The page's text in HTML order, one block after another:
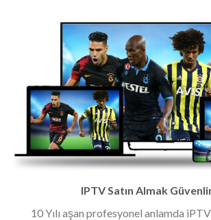
IPTV Satın Almak
10 Yılı aşan profesyonel anlamda